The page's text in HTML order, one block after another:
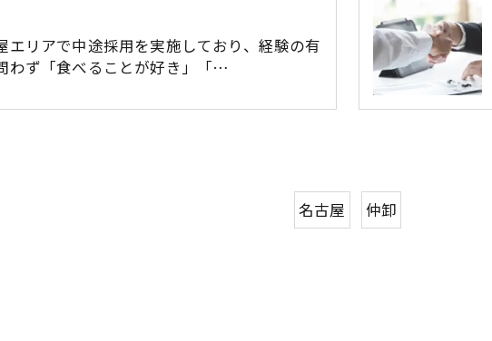
エリアで中途採用を実施しており、経験の有
わず「食べることが好き」「…
名古屋 仲卸